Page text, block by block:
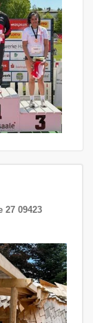
27 09423